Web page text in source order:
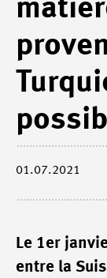
01.07.2021
Le 1er
entre la